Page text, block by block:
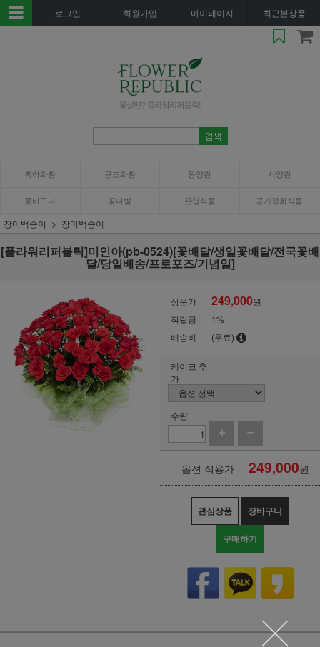
로그인 회원가입 마이페이지 최근본상품
축하화환 근조화환 동양란 서양란
꽃바구니 꽃다발 관엽식물 공기정화식물
장미백송이 장미백송이
[플라워리퍼블릭]미인아(pb-0524)[꽃배달/생일꽃배달/전국꽃배
달/당일배송/프로포즈/기념일]
상품가 249,000원
적립금
1%
배송비
(무료)
케이크 추
가
수량
옵션 적용가 249,000원
관심상품 장바구니
구매하기